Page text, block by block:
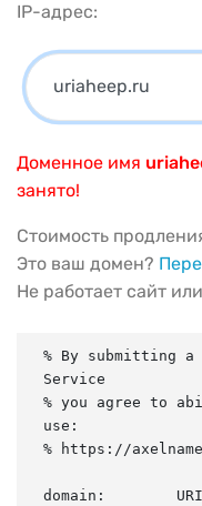
IP-адрес:
Доменное имя
занято!
Стоимость
Это ваш домен?
Не работает сайт
% By submitting a
Service
% you agree to
use:
% https://
domain: